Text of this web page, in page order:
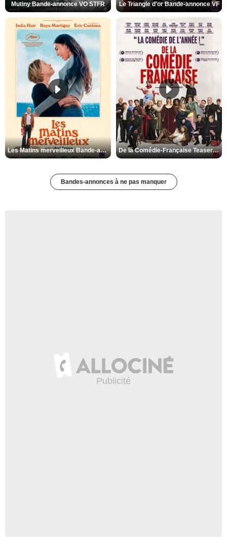
Mutiny Bande-annonce VO STFR Le Triangle d'or Bande-annonce VF
Les Matins merveilleux Bande-annonce VF De la Comédie-Française Teaser VF
Bandes-annonces à ne pas manquer